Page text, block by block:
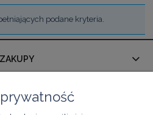
podane kryteria.
ZAKUPY
POMOC